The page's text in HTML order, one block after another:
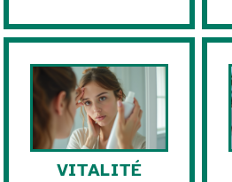
VITALITÉ